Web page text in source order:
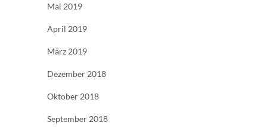
Mai 2019
April 2019
März 2019
Dezember 2018
Oktober 2018
September 2018